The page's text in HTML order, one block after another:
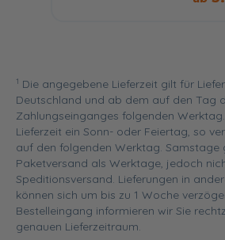
Hochglanz
Dunkelgrau
Hochglanz
Anthrazit
Hochglanz
Anthrazit
Hochglanz
Schwarz
Hochglanz
1 Die angegebene Lieferzeit gilt für
Deutschland und ab dem auf den Tag
Zahlungseinganges folgenden
Lieferzeit ein Sonn- oder Feiertag, so
auf den folgenden Werktag. Samstage
Paketversand als Werktage, jedoch
Speditionsversand. Lieferungen in
können sich um bis zu 1 Woche
Bestelleingang informieren wir Sie
genauen Lieferzeitraum.